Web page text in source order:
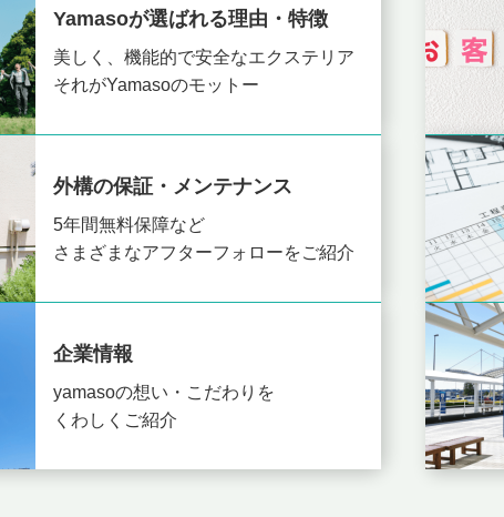
Yamasoが選ばれる理由・特徴
美しく、機能的で安全なエクステリア
それがYamasoのモットー
外構の保証・メンテナンス
5年間無料保障など
さまざまなアフターフォローをご紹介
企業情報
yamasoの想い・こだわりを
くわしくご紹介